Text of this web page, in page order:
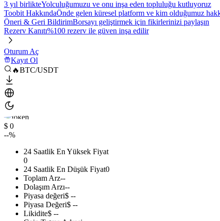
3 yıl birlikteYolculuğumuzu ve onu inşa eden topluluğu kutluyoruz
Toobit HakkındaÖnde gelen küresel platform ve kim olduğumuz
Öneri & Geri BildirimBorsayı geliştirmek için fikirlerinizi paylaşın
Rezerv Kanıtı%100 rezerv ile güven inşa edilir
Oturum Aç
Kayıt Ol
🔥BTC/USDT
$ 0
--%
24 Saatlik En Yüksek Fiyat
0
24 Saatlik En Düşük Fiyat0
Toplam Arz--
Dolaşım Arzı--
Piyasa değeri$ --
Piyasa Değeri$ --
Likidite$ --